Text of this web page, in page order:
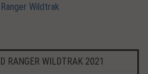
RANGER WILDTRAK 2021